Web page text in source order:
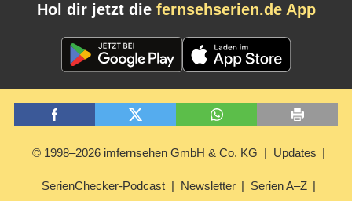
Hol dir jetzt die fernsehserien.de App
© 1998–2026 imfernsehen GmbH & Co. KG Updates
SerienChecker-Podcast Newsletter Serien A–Z